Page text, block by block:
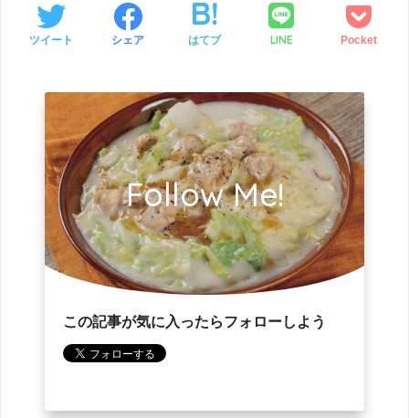
ツイート シェア はてブ LINE Pocket
Follow Me!
この記事が気に入ったらフォローしよう